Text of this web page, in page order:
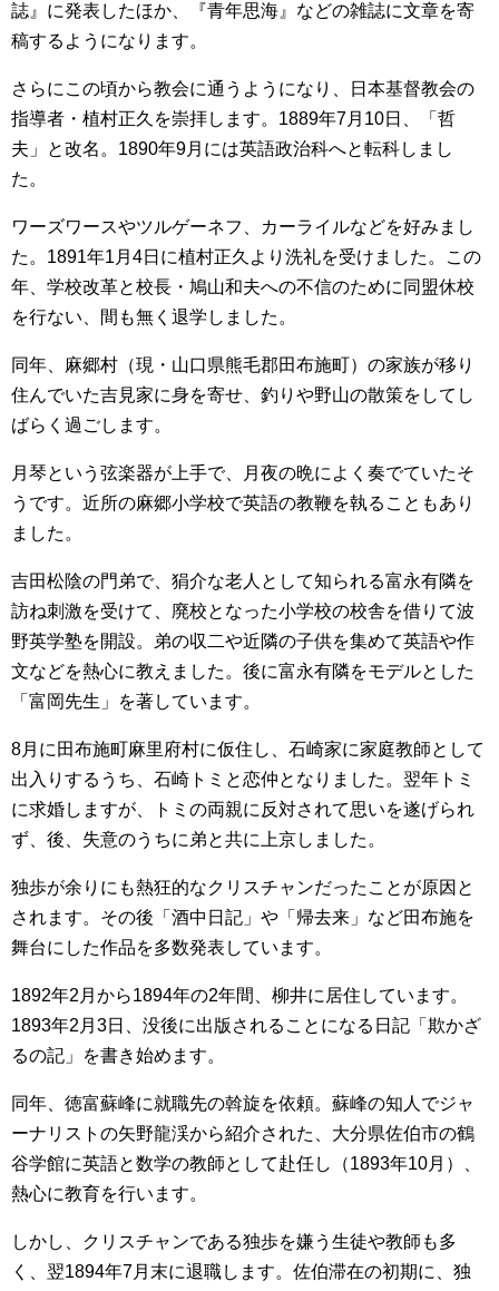
誌』に発表したほか、『青年思海』などの雑誌に文章を寄
稿するようになります。
さらにこの頃から教会に通うようになり、日本基督教会の
指導者・植村正久を崇拝します。1889年7月10日、「哲
夫」と改名。1890年9月には英語政治科へと転科しまし
た。
ワーズワースやツルゲーネフ、カーライルなどを好みまし
た。1891年1月4日に植村正久より洗礼を受けました。この
年、学校改革と校長・鳩山和夫への不信のために同盟休校
を行ない、間も無く退学しました。
同年、麻郷村（現・山口県熊毛郡田布施町）の家族が移り
住んでいた吉見家に身を寄せ、釣りや野山の散策をしてし
ばらく過ごします。
月琴という弦楽器が上手で、月夜の晩によく奏でていたそ
うです。近所の麻郷小学校で英語の教鞭を執ることもあり
ました。
吉田松陰の門弟で、狷介な老人として知られる富永有隣を
訪ね刺激を受けて、廃校となった小学校の校舎を借りて波
野英学塾を開設。弟の収二や近隣の子供を集めて英語や作
文などを熱心に教えました。後に富永有隣をモデルとした
「富岡先生」を著しています。
8月に田布施町麻里府村に仮住し、石崎家に家庭教師として
出入りするうち、石崎トミと恋仲となりました。翌年トミ
に求婚しますが、トミの両親に反対されて思いを遂げられ
ず、後、失意のうちに弟と共に上京しました。
独歩が余りにも熱狂的なクリスチャンだったことが原因と
されます。その後「酒中日記」や「帰去来」など田布施を
舞台にした作品を多数発表しています。
1892年2月から1894年の2年間、柳井に居住しています。
1893年2月3日、没後に出版されることになる日記「欺かざ
るの記」を書き始めます。
同年、徳富蘇峰に就職先の斡旋を依頼。蘇峰の知人でジャ
ーナリストの矢野龍渓から紹介された、大分県佐伯市の鶴
谷学館に英語と数学の教師として赴任し（1893年10月）、
熱心に教育を行います。
しかし、クリスチャンである独歩を嫌う生徒や教師も多
く、翌1894年7月末に退職します。佐伯滞在の初期に、独